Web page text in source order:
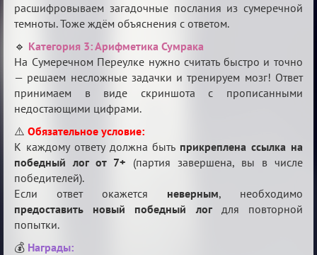
расшифровываем загадочные послания из сумеречной
темноты. Тоже ждём объяснения с ответом.
🔹 Категория 3: Арифметика Сумрака
На Сумеречном Переулке нужно считать быстро и точно
— решаем несложные задачки и тренируем мозг! Ответ
принимаем в виде скриншота с прописанными
недостающими цифрами.
⚠️ Обязательное условие:
К каждому ответу должна быть прикреплена ссылка на
победный лог от 7+ (партия завершена, вы в числе
победителей).
Если ответ окажется неверным, необходимо
предоставить новый победный логдля повторной
попытки.
💰 Награды: